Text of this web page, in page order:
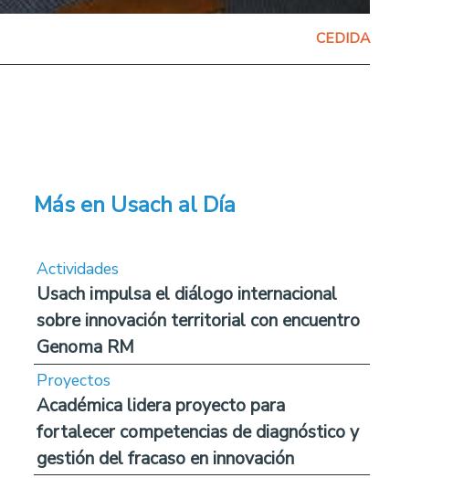
CEDIDA
Más en Usach al Día
Actividades
Usach impulsa el diálogo internacional
sobre innovación territorial con encuentro
Genoma RM
Proyectos
Académica lidera proyecto para
fortalecer competencias de diagnóstico y
gestión del fracaso en innovación